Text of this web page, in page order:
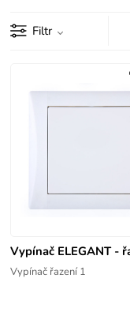
Filtr
Vypínač ELEGANT -
Vypínač řazení 1